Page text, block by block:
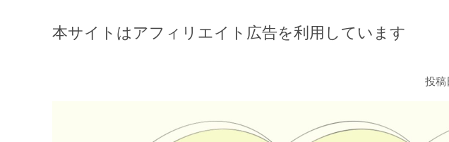
本サイトはアフィリエイト広告を利用しています